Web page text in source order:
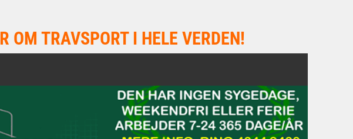
OM TRAVSPORT I HELE VERDEN!